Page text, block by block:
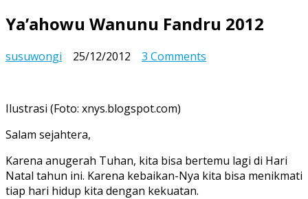
Ya’ahowu Wanunu Fandru 2012
susuwongi 25/12/2012 3 Comments
Ilustrasi (Foto: xnys.blogspot.com)
Salam sejahtera,
Karena anugerah Tuhan, kita bisa bertemu lagi di Hari
Natal tahun ini. Karena kebaikan-Nya kita bisa menikmati
tiap hari hidup kita dengan kekuatan.